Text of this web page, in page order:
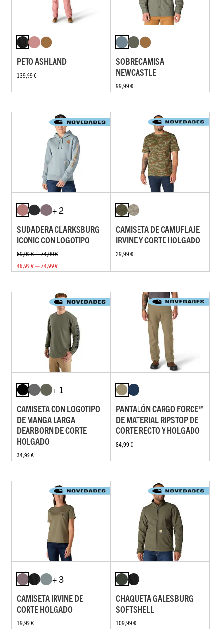
PETO ASHLAND
139,99 €
SOBRECAMISA
NEWCASTLE
99,99 €
+ 2
SUDADERA CLARKSBURG
ICONIC CON LOGOTIPO
69,99 € — 74,99 €
48,99 € — 74,99 €
CAMISETA DE CAMUFLAJE
IRVINE Y CORTE HOLGADO
29,99 €
+ 1
CAMISETA CON LOGOTIPO
DE MANGA LARGA
DEARBORN DE CORTE
HOLGADO
34,99 €
PANTALÓN CARGO FORCE™
DE MATERIAL RIPSTOP DE
CORTE RECTO Y HOLGADO
84,99 €
+ 3
CAMISETA IRVINE DE
CORTE HOLGADO
19,99 €
CHAQUETA GALESBURG
SOFTSHELL
109,99 €